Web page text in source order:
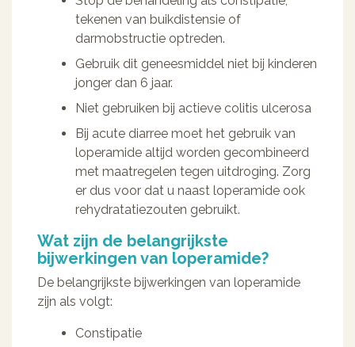
tekenen van buikdistensie of
darmobstructie optreden.
Gebruik dit geneesmiddel niet bij kinderen
jonger dan 6 jaar.
Niet gebruiken bij actieve colitis ulcerosa
Bij acute diarree moet het gebruik van
loperamide altijd worden gecombineerd
met maatregelen tegen uitdroging. Zorg
er dus voor dat u naast loperamide ook
rehydratatiezouten gebruikt.
Wat zijn de belangrijkste
bijwerkingen van loperamide?
De belangrijkste bijwerkingen van loperamide
zijn als volgt:
Constipatie